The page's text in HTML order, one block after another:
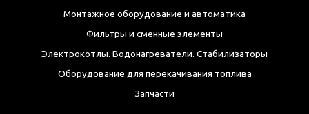
Монтажное оборудование и автоматика
Фильтры и сменные элементы
Электрокотлы. Водонагреватели. Стабилизаторы
Оборудование для перекачивания топлива
Запчасти